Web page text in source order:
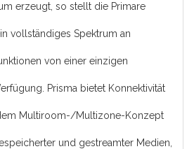
erzeugt, so stellt die Primare
vollständiges Spektrum an
von einer einzigen
Prisma bietet Konnektivität
Multiroom-/Multizone-Konzept
und gestreamter Medien,